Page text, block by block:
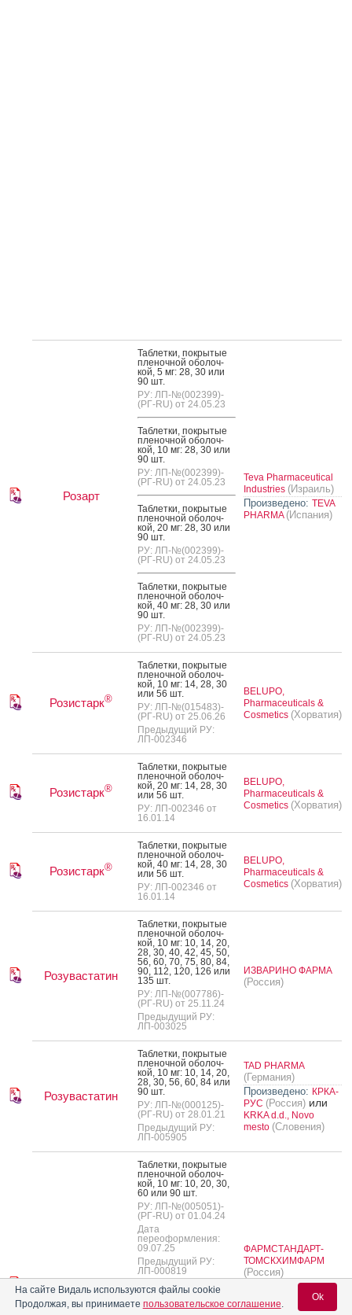
Розарт
Таб­летки, пок­ры­тые
пле­ноч­ной обо­лоч­
кой, 5 мг: 28, 30 или
90 шт.
РУ: ЛП-№(002399)-
(РГ-RU) от 24.05.23
Таб­летки, пок­ры­тые
пле­ноч­ной обо­лоч­
кой, 10 мг: 28, 30 или
90 шт.
РУ: ЛП-№(002399)-
(РГ-RU) от 24.05.23
Таб­летки, пок­ры­тые
пле­ноч­ной обо­лоч­
кой, 20 мг: 28, 30 или
90 шт.
РУ: ЛП-№(002399)-
(РГ-RU) от 24.05.23
Таб­летки, пок­ры­тые
пле­ноч­ной обо­лоч­
кой, 40 мг: 28, 30 или
90 шт.
РУ: ЛП-№(002399)-
(РГ-RU) от 24.05.23
Teva Pharmaceutical
Industries (Израиль)
Произведено: TEVA
PHARMA (Испания)
Розистарк®
Таб­летки, пок­ры­тые
пле­ноч­ной обо­лоч­
кой, 10 мг: 14, 28, 30
или 56 шт.
РУ: ЛП-№(015483)-
(РГ-RU) от 25.06.26
Предыдущий РУ:
ЛП-002346
BELUPO,
Pharmaceuticals &
Cosmetics (Хорватия)
Розистарк®
Таб­летки, пок­ры­тые
пле­ноч­ной обо­лоч­
кой, 20 мг: 14, 28, 30
или 56 шт.
РУ: ЛП-002346 от
16.01.14
BELUPO,
Pharmaceuticals &
Cosmetics (Хорватия)
Розистарк®
Таб­летки, пок­ры­тые
пле­ноч­ной обо­лоч­
кой, 40 мг: 14, 28, 30
или 56 шт.
РУ: ЛП-002346 от
16.01.14
BELUPO,
Pharmaceuticals &
Cosmetics (Хорватия)
Розувастатин
Таб­летки, пок­ры­тые
пле­ноч­ной обо­лоч­
кой, 10 мг: 10, 14, 20,
28, 30, 40, 42, 45, 50,
56, 60, 70, 75, 80, 84,
90, 112, 120, 126 или
135 шт.
РУ: ЛП-№(007786)-
(РГ-RU) от 25.11.24
Предыдущий РУ:
ЛП-003025
ИЗВАРИНО ФАРМА
(Россия)
Розувастатин
Таб­летки, пок­ры­тые
пле­ноч­ной обо­лоч­
кой, 10 мг: 10, 14, 20,
28, 30, 56, 60, 84 или
90 шт.
РУ: ЛП-№(000125)-
(РГ-RU) от 28.01.21
Предыдущий РУ:
ЛП-005905
TAD PHARMA
(Германия)
Произведено: КРКА-
РУС (Россия) или
KRKA d.d., Novo
mesto (Словения)
Розувастатин
Таб­летки, пок­ры­тые
пле­ноч­ной обо­лоч­
кой, 10 мг: 10, 20, 30,
60 или 90 шт.
РУ: ЛП-№(005051)-
(РГ-RU) от 01.04.24
Дата
переоформления:
09.07.25
Предыдущий РУ:
ЛП-000819
Таб­летки, пок­ры­тые
пле­ноч­ной обо­лоч­
ФАРМСТАНДАРТ-
ТОМСКХИМФАРМ
(Россия)
Произведено:
ФАРМСТАНДАРТ-
ЛЕКСРЕДСТВА
На сайте Видаль используются файлы cookie
Продолжая, вы принимаете пользовательское соглашение.
Ok